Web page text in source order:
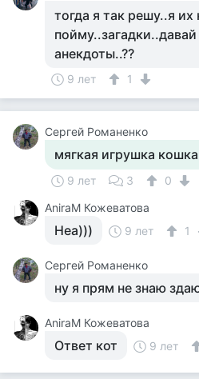
тогда я так решу..я их
анекдоты..??
9 лет 1
Сергей Романенко
мягкая игрушка кошка
9 лет 3
0
AniraM Кожеватова
Неа))) 9 лет 1
Сергей Романенко
ну я прям не знаю
AniraM Кожеватова
Ответ кот 9 лет